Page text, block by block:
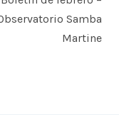
Samba
Martine